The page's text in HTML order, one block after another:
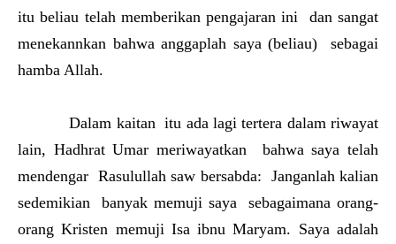
itu beliau telah memberikan pengajaran ini dan sangat
menekannkan bahwa anggaplah saya (beliau) sebagai
hamba Allah.
Dalam kaitan itu ada lagi tertera dalam riwayat
lain, Hadhrat Umar meriwayatkan bahwa saya telah
mendengar Rasulullah saw bersabda: Janganlah kalian
sedemikian banyak memuji saya sebagaimana orang-
orang Kristen memuji Isa ibnu Maryam. Saya adalah